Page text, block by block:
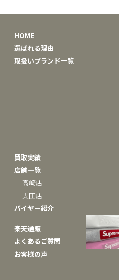
HOME
選ばれる理由
取扱いブランド一覧
買取実績
店舗一覧
ー 高崎店
ー 太田店
バイヤー紹介
楽天通販
よくあるご質問
お客様の声